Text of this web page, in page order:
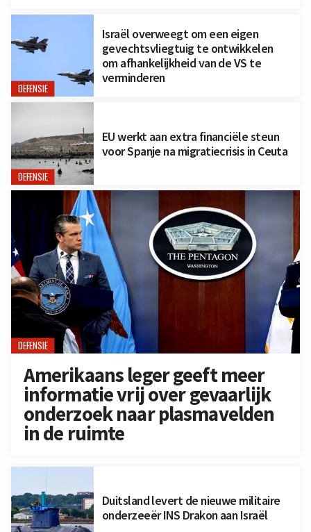
DEFENSIE
Israël overweegt om een eigen
gevechtsvliegtuig te ontwikkelen
om afhankelijkheid van de VS te
verminderen
DEFENSIE
EU werkt aan extra financiële steun
voor Spanje na migratiecrisis in Ceuta
DEFENSIE
Amerikaans leger geeft meer
informatie vrij over gevaarlijk
onderzoek naar plasmavelden
in de ruimte
Duitsland levert de nieuwe militaire
onderzeeër INS Drakon aan Israël